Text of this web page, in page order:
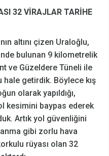
32 VİRAJLAR TARİHE
altını çizen Uraloğlu,
bulunan 9 kilometrelik
ve Güzeldere Tüneli ile
getirdik. Böylece kış
olarak yapıldığı,
kesimini baypas ederek
Artık yol güvenliğini
gibi zorlu hava
rüyası olan 32